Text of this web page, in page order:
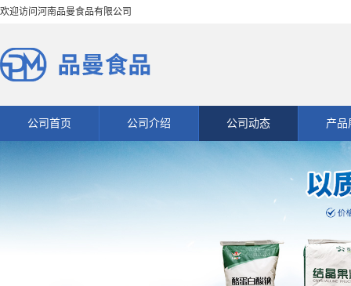
欢迎访问河南品曼食品有限公司
公司首页 公司介绍 公司动态 产品